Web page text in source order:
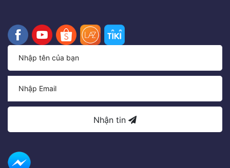
Nhận tin